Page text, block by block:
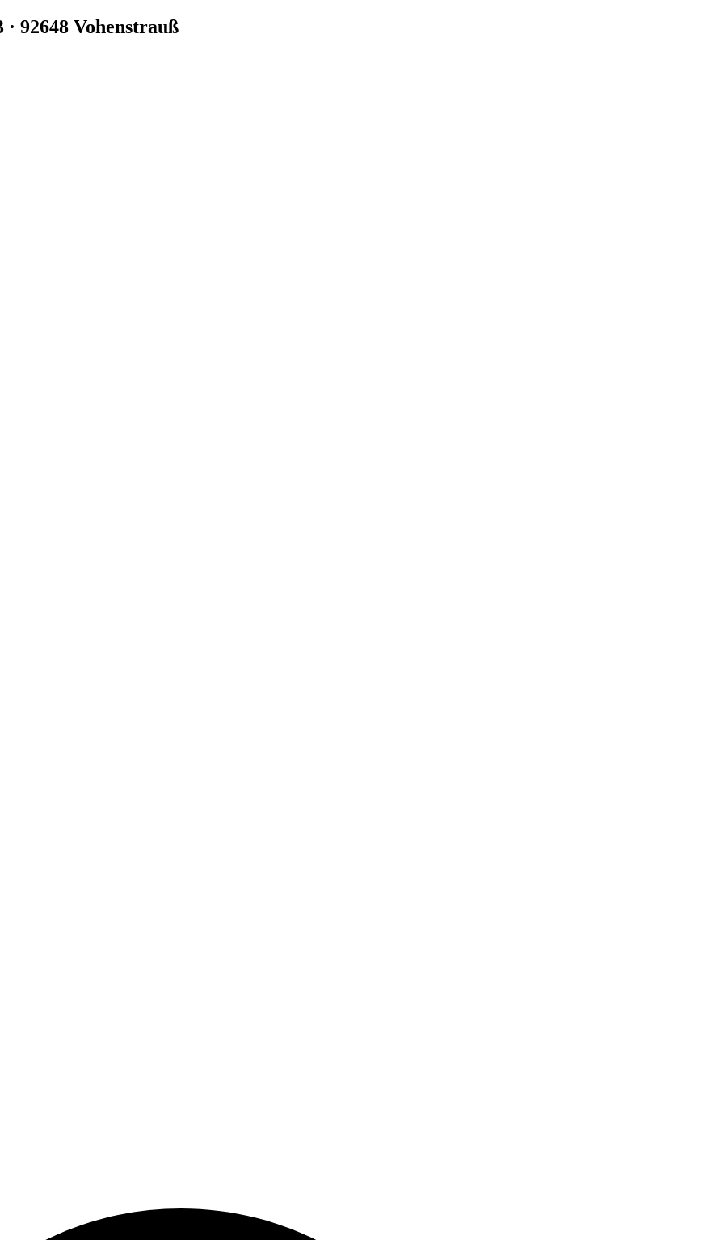
92648 Vohenstrauß